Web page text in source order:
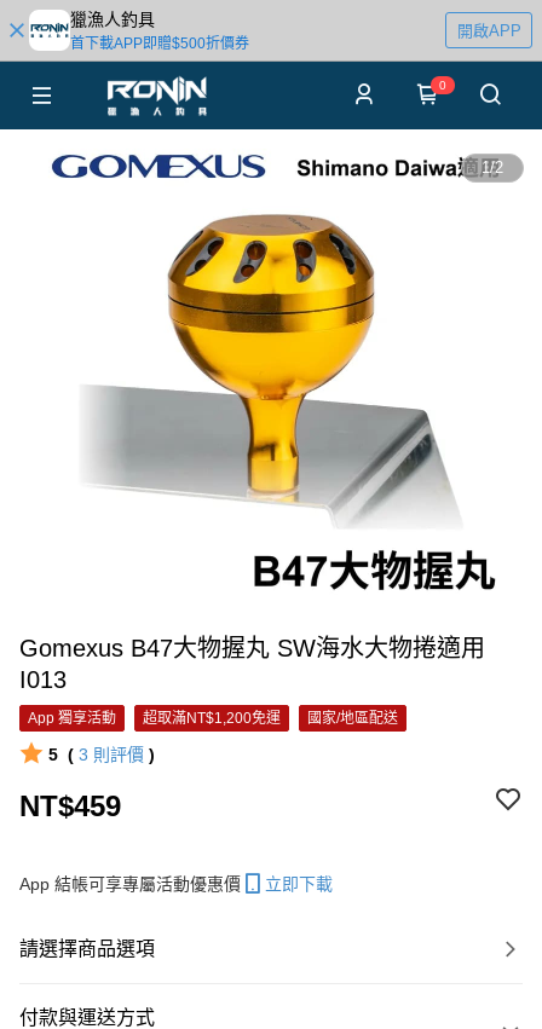
獵漁人釣具
首下載APP即贈$500折價券
開啟APP
0
1/2
Gomexus B47大物握丸 SW海水大物捲適用
I013
App 獨享活動 超取滿NT$1,200免運 國家/地區配送
5 ( 3 則評價 )
NT$459
App 結帳可享專屬活動優惠價 立即下載
請選擇商品選項
付款與運送方式